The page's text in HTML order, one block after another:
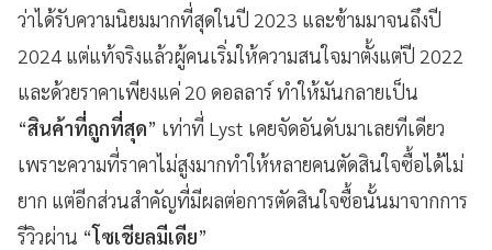
ว่าได้รับความนิยมมากที่สุดในปี 2023 และข้ามมาจนถึงปี
2024 แต่แท้จริงแล้วผู้คนเริ่มให้ความสนใจมาตั้งแต่ปี 2022
และด้วยราคาเพียงแค่ 20 ดอลลาร์ ทำให้มันกลายเป็น
“สินค้าที่ถูกที่สุด” เท่าที่ Lyst เคยจัดอันดับมาเลยทีเดียว
เพราะความที่ราคาไม่สูงมากทำให้หลายคนตัดสินใจซื้อได้ไม่
ยาก แต่อีกส่วนสำคัญที่มีผลต่อการตัดสินใจซื้อนั้นมาจากการ
รีวิวผ่าน “โซเชียลมีเดีย”